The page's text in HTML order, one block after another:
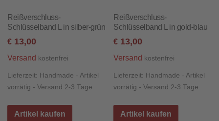
Reißverschluss-
Schlüsselband L in silber-grün
€ 13,00
Versand kostenfrei
Lieferzeit: Handmade - Artikel
vorrätig - Versand 2-3 Tage
Artikel kaufen
Reißverschluss-
Schlüsselband L in gold-blau
€ 13,00
Versand kostenfrei
Lieferzeit: Handmade - Artikel
vorrätig - Versand 2-3 Tage
Artikel kaufen